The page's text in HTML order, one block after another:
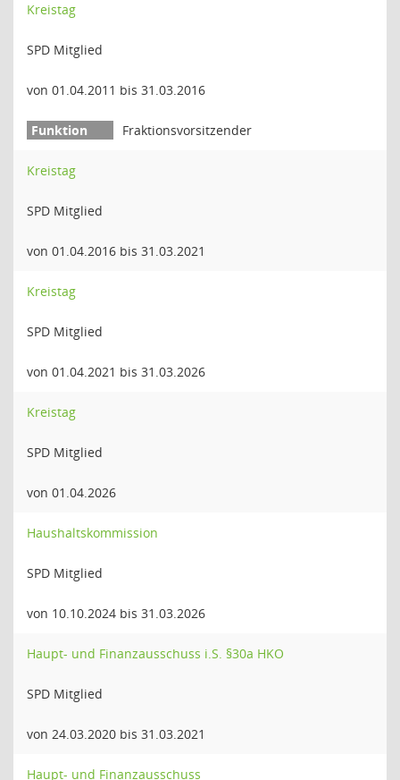
Kreistag
SPD Mitglied
von 01.04.2011 bis 31.03.2016
Fraktionsvorsitzender
Kreistag
SPD Mitglied
von 01.04.2016 bis 31.03.2021
Kreistag
SPD Mitglied
von 01.04.2021 bis 31.03.2026
Kreistag
SPD Mitglied
von 01.04.2026
Haushaltskommission
SPD Mitglied
von 10.10.2024 bis 31.03.2026
Haupt- und Finanzausschuss i.S. §30a HKO
SPD Mitglied
von 24.03.2020 bis 31.03.2021
Haupt- und Finanzausschuss